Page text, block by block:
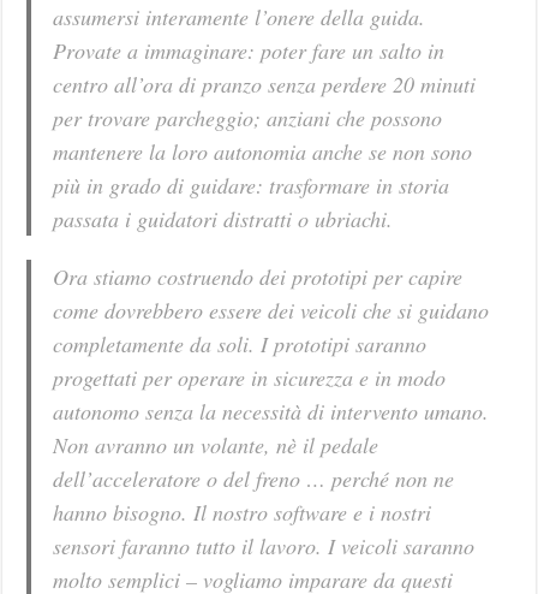
assumersi interamente l’onere della guida.
Provate a immaginare: poter fare un salto in
centro all’ora di pranzo senza perdere 20 minuti
per trovare parcheggio; anziani che possono
mantenere la loro autonomia anche se non sono
più in grado di guidare: trasformare in storia
passata i guidatori distratti o ubriachi.
Ora stiamo costruendo dei prototipi per capire
come dovrebbero essere dei veicoli che si guidano
completamente da soli. I prototipi saranno
progettati per operare in sicurezza e in modo
autonomo senza la necessità di intervento umano.
Non avranno un volante, nè il pedale
dell’acceleratore o del freno … perché non ne
hanno bisogno. Il nostro software e i nostri
sensori faranno tutto il lavoro. I veicoli saranno
molto semplici – vogliamo imparare da questi